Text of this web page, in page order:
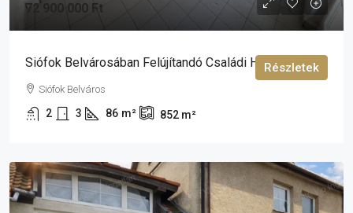
72 900 000 Ft
Siófok Belvárosában Felújítandó Családi Ház Eladó
Siófok Belváros
2 3 86 m² 852 m²
Részletek